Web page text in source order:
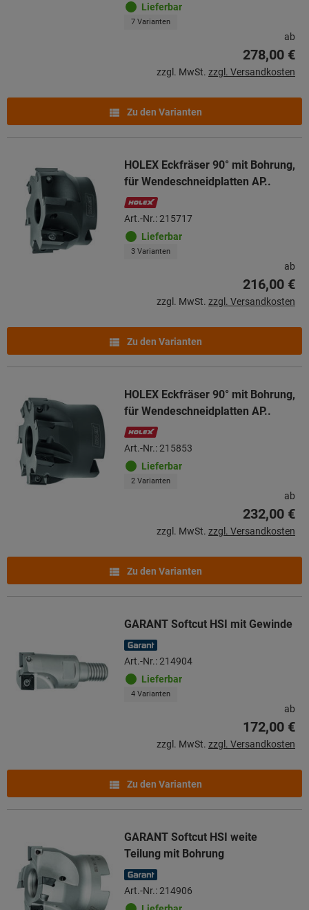
Lieferbar
7 Varianten
ab
278,00 €
zzgl. MwSt. zzgl. Versandkosten
Zu den Varianten
HOLEX Eckfräser 90° mit Bohrung,
für Wendeschneidplatten AP..
Art.-Nr.: 215717
Lieferbar
3 Varianten
ab
216,00 €
zzgl. MwSt. zzgl. Versandkosten
Zu den Varianten
HOLEX Eckfräser 90° mit Bohrung,
für Wendeschneidplatten AP..
Art.-Nr.: 215853
Lieferbar
2 Varianten
ab
232,00 €
zzgl. MwSt. zzgl. Versandkosten
Zu den Varianten
GARANT Softcut HSI mit Gewinde
Art.-Nr.: 214904
Lieferbar
4 Varianten
ab
172,00 €
zzgl. MwSt. zzgl. Versandkosten
Zu den Varianten
GARANT Softcut HSI weite
Teilung mit Bohrung
Art.-Nr.: 214906